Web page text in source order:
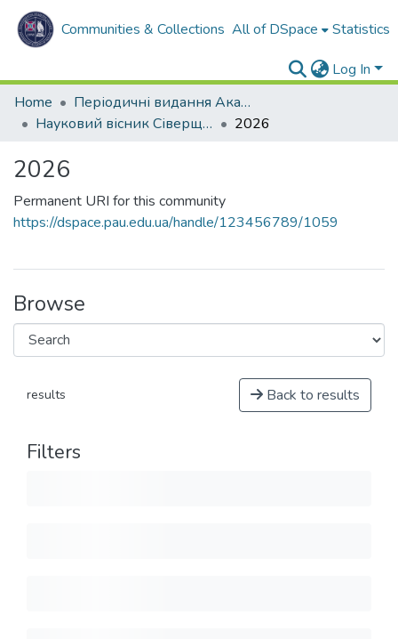
Communities & Collections All of DSpace Statistics
Log In
Home
Періодичні видання Академії
Науковий вісник Сіверщини. Серія: Освіта. Соціальні та поведінкові науки
2026
2026
Permanent URI for this community
https://dspace.pau.edu.ua/handle/123456789/1059
Browse
results Back to results
Filters